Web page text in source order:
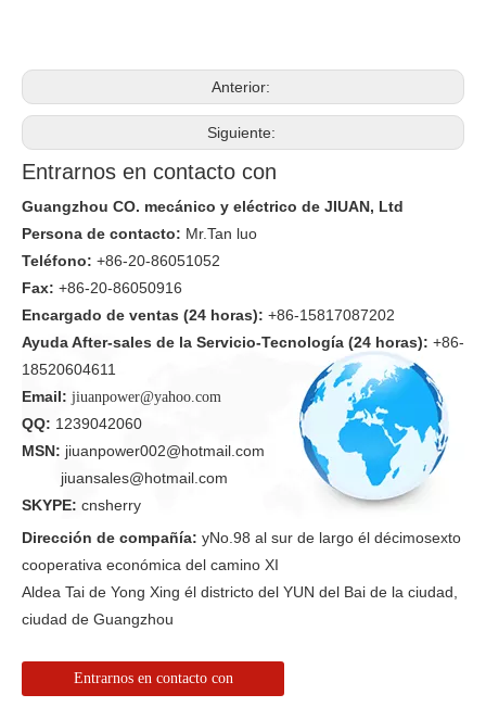
Anterior:
Siguiente:
Entrarnos en contacto con
Guangzhou CO. mecánico y eléctrico de JIUAN, Ltd
Persona de contacto: Mr.Tan luo
Teléfono: +86-20-86051052
Fax: +86-20-86050916
Encargado de ventas (24 horas): +86-15817087202
Ayuda After-sales de la Servicio-Tecnología (24 horas): +86-
18520604611
Email: jiuanpower@yahoo.com
QQ: 1239042060
MSN: jiuanpower002@hotmail.com
jiuansales@hotmail.com
SKYPE: cnsherry
Dirección de compañía: yNo.98 al sur de largo él décimosexto
cooperativa económica del camino XI
Aldea Tai de Yong Xing él districto del YUN del Bai de la ciudad,
ciudad de Guangzhou
Entrarnos en contacto con